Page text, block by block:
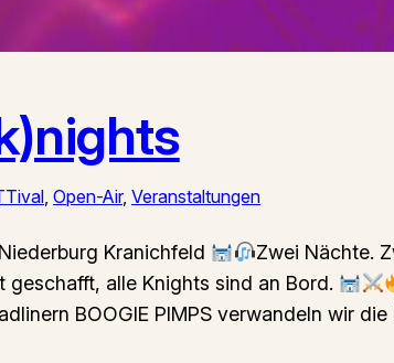
Open-Air, Veranstaltungen
Kranichfeld
Zwei Nächte.
geschafft, alle Knights sind an Bord.
BOOGIE PIMPS verwandeln wir